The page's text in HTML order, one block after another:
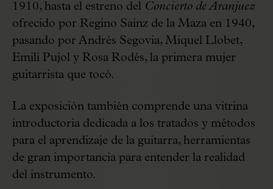
1910, hasta el estreno del Concierto de Aranjuez
ofrecido por Regino Sainz de la Maza en 1940,
pasando por Andrés Segovia, Miquel Llobet,
Emili Pujol y Rosa Rodés, la primera mujer
guitarrista que tocó.
La exposición también comprende una vitrina
introductoria dedicada a los tratados y métodos
para el aprendizaje de la guitarra, herramientas
de gran importancia para entender la realidad
del instrumento.